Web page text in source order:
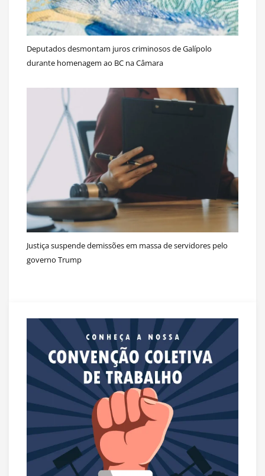
Deputados desmontam juros criminosos de Galípolo
durante homenagem ao BC na Câmara
Justiça suspende demissões em massa de servidores pelo
governo Trump